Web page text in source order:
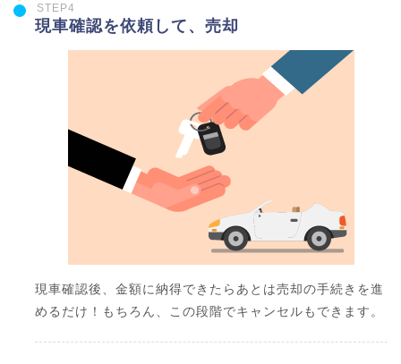
STEP4
現車確認を依頼して、売却
現車確認後、金額に納得できたらあとは売却の手続きを進
めるだけ！もちろん、この段階でキャンセルもできます。